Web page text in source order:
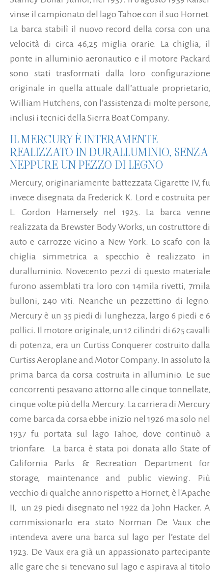
vinse il campionato del lago Tahoe con il suo Hornet.
La barca stabilì il nuovo record della corsa con una
velocità di circa 46,25 miglia orarie. La chiglia, il
ponte in alluminio aeronautico e il motore Packard
sono stati trasformati dalla loro configurazione
originale in quella attuale dall’attuale proprietario,
William Hutchens, con l’assistenza di molte persone,
inclusi i tecnici della Sierra Boat Company.
IL MERCURY È INTERAMENTE
REALIZZATO IN DURALLUMINIO, SENZA
NEPPURE UN PEZZO DI LEGNO
Mercury, originariamente battezzata Cigarette IV, fu
invece disegnata da Frederick K. Lord e costruita per
L. Gordon Hamersely nel 1925. La barca venne
realizzata da Brewster Body Works, un costruttore di
auto e carrozze vicino a New York. Lo scafo con la
chiglia simmetrica a specchio è realizzato in
duralluminio. Novecento pezzi di questo materiale
furono assemblati tra loro con 14mila rivetti, 7mila
bulloni, 240 viti. Neanche un pezzettino di legno.
Mercury è un 35 piedi di lunghezza, largo 6 piedi e 6
pollici. Il motore originale, un 12 cilindri di 625 cavalli
di potenza, era un Curtiss Conquerer costruito dalla
Curtiss Aeroplane and Motor Company. In assoluto la
prima barca da corsa costruita in alluminio. Le sue
concorrenti pesavano attorno alle cinque tonnellate,
cinque volte più della Mercury. La carriera di Mercury
come barca da corsa ebbe inizio nel 1926 ma solo nel
1937 fu portata sul lago Tahoe, dove continuò a
trionfare. La barca è stata poi donata allo State of
California Parks & Recreation Department for
storage, maintenance and public viewing. Più
vecchio di qualche anno rispetto a Hornet, è l'Apache
II, un 29 piedi disegnato nel 1922 da John Hacker. A
commissionarlo era stato Norman De Vaux che
intendeva avere una barca sul lago per l’estate del
1923. De Vaux era già un appassionato partecipante
alle gare che si tenevano sul lago e aspirava al titolo